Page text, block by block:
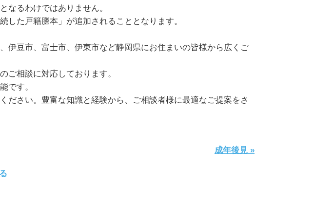
なるわけではありません。
した戸籍謄本」が追加されることとなります。
伊豆市、富士市、伊東市など静岡県にお住まいの皆様から広くご
ご相談に対応しております。
です。
ださい。豊富な知識と経験から、ご相談者様に最適なご提案をさ
成年後見 »